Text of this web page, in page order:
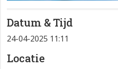
Datum & Tijd
24-04-2025 11:11
Locatie